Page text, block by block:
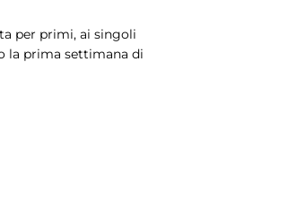
per primi, ai singoli
la prima settimana di